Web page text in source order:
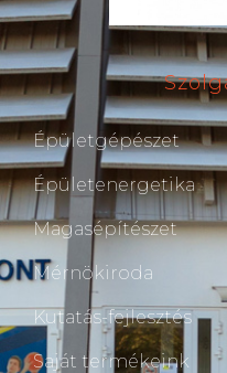
Épületgépészet
Épületenergetika
Magasépítészet
Mérnökiroda
Kutatás-fejlesztés
Saját termékeink